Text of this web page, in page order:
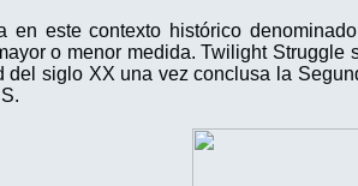
en este contexto histórico
o menor medida. Twilight
del siglo XX una vez conclusa la